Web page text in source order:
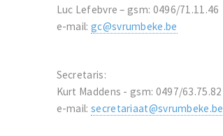
Luc Lefebvre – gsm: 0496/71.11.46
e-mail: gc@svrumbeke.be
Secretaris:
Kurt Maddens - gsm: 0497/63.75.82
e-mail: secretariaat@svrumbeke.be